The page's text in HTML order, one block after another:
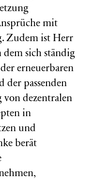
mit
Zudem ist Herr
sich ständig
erneuerbaren
der passenden
von dezentralen
in
und
berät